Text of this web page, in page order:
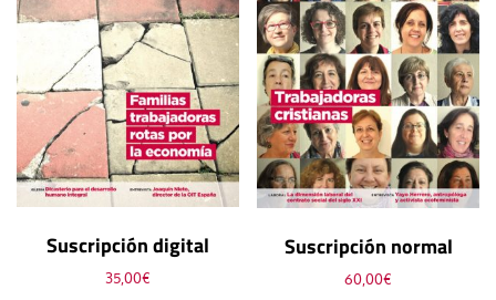
Suscripción digital
35,00€
Suscripción normal
60,00€